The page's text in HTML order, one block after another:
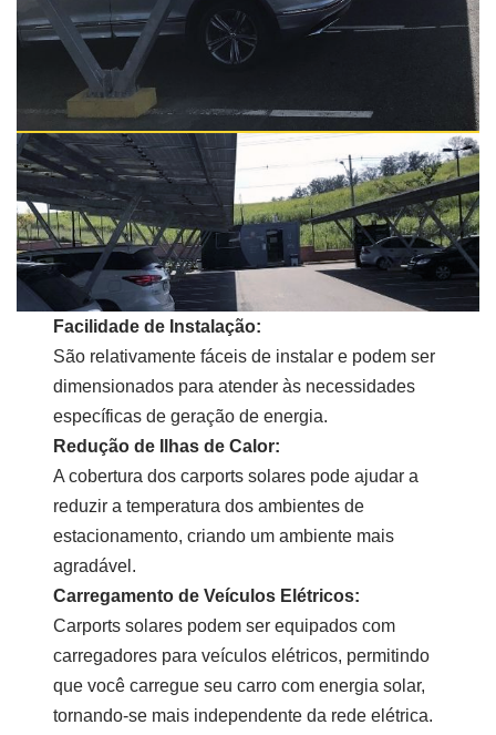
Facilidade de Instalação:
São relativamente fáceis de instalar e podem ser
dimensionados para atender às necessidades
específicas de geração de energia.
Redução de Ilhas de Calor:
A cobertura dos carports solares pode ajudar a
reduzir a temperatura dos ambientes de
estacionamento, criando um ambiente mais
agradável.
Carregamento de Veículos Elétricos:
Carports solares podem ser equipados com
carregadores para veículos elétricos, permitindo
que você carregue seu carro com energia solar,
tornando-se mais independente da rede elétrica.